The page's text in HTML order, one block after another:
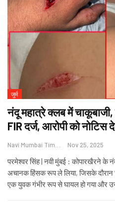
जुर्म
नंदू महात्रे क्लब में
FIR दर्ज, आरोपी को नोटिस
Nov 25, 2025
परमेश्वर सिंह | नवी मुंबई : कोपारखैरने के
अचानक हिंसक रूप ले लिया, जिसके
एक युवक गंभीर रूप से घायल हो गया और